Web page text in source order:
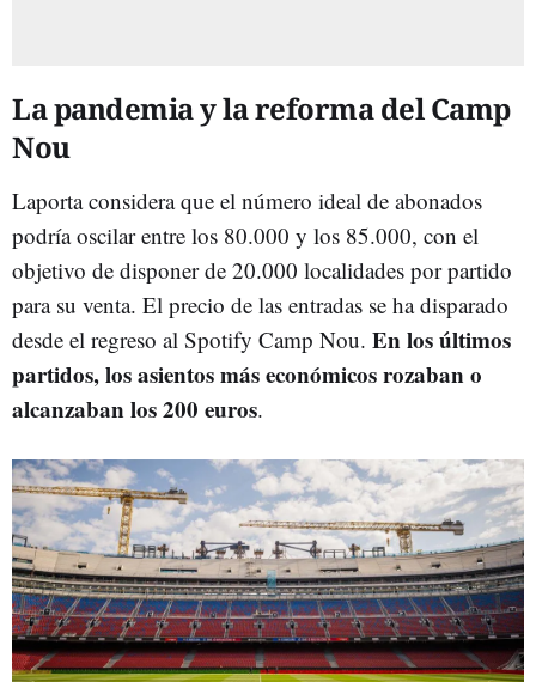
La pandemia y la reforma del Camp
Nou
Laporta considera que el número ideal de abonados
podría oscilar entre los 80.000 y los 85.000, con el
objetivo de disponer de 20.000 localidades por partido
para su venta. El precio de las entradas se ha disparado
desde el regreso al Spotify Camp Nou. En los últimos
partidos, los asientos más económicos rozaban o
alcanzaban los 200 euros.